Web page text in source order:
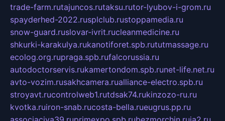
trade-farm.rutajuncos.rutaksu.rutor-lyubov-i-grom.ru
spayderhed-2022.rusplclub.rustoppamedia.ru
snow-guard.ruslovar-ivrit.rucleanmedicine.ru
shkurki-karakulya.rukanotiforet.spb.rututmassage.ru
ecolog.org.rupraga.spb.rufalcorussia.ru
autodoctorservis.rukamertondom.spb.runet-life.net.ru
avto-vozim.rusakhcamera.rualliance-electro.spb.ru
stroyavt.rucontrolweb1.rutdsak74.rukinzozo-ru.ru
kvotka.ruiron-snab.rucosta-bella.rueugrus.pp.ru